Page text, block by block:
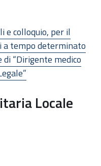
e colloquio, per il
a tempo determinato
“Dirigente medico
Locale